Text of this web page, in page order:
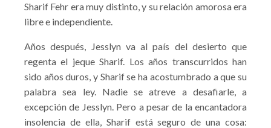
Sharif Fehr era muy distinto, y su relación amorosa era
libre e independiente.
Años después, Jesslyn va al país del desierto que
regenta el jeque Sharif. Los años transcurridos han
sido años duros, y Sharif se ha acostumbrado a que su
palabra sea ley. Nadie se atreve a desafiarle, a
excepción de Jesslyn. Pero a pesar de la encantadora
insolencia de ella, Sharif está seguro de una cosa: